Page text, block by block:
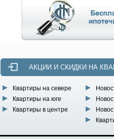
АКЦИИ И СКИДКИ НА
Квартиры на севере
Квартиры на юге
Квартиры в центре